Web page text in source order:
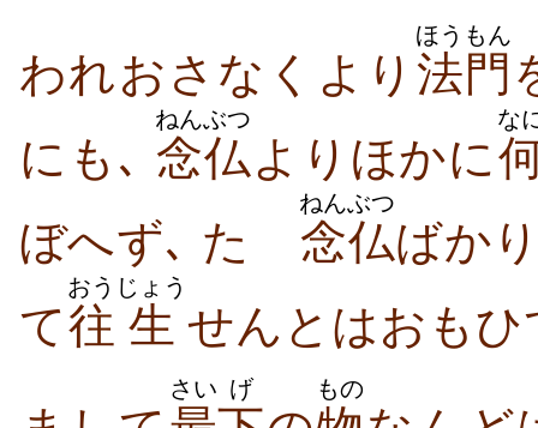
われおさなくより 法門
ほうもん
にも､ 念仏
ねんぶつ
よりほかに
な
ぼへず､ たゞ 念仏
ねんぶつ
ばか
て往
おう
生
じょう
せんとはおもひ
さい げ もの